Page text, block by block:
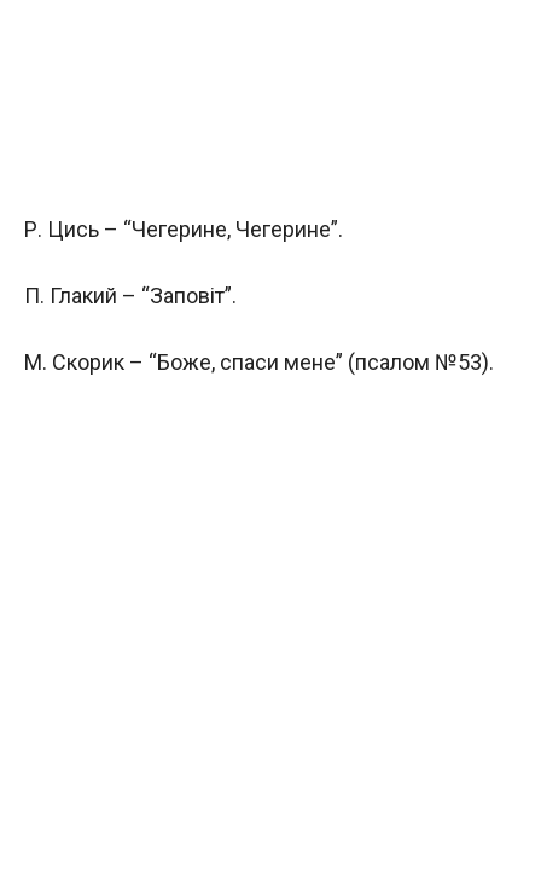
Р. Цись – “Чегерине, Чегерине”.
П. Глакий – “Заповіт”.
М. Скорик – “Боже, спаси мене” (псалом №53).